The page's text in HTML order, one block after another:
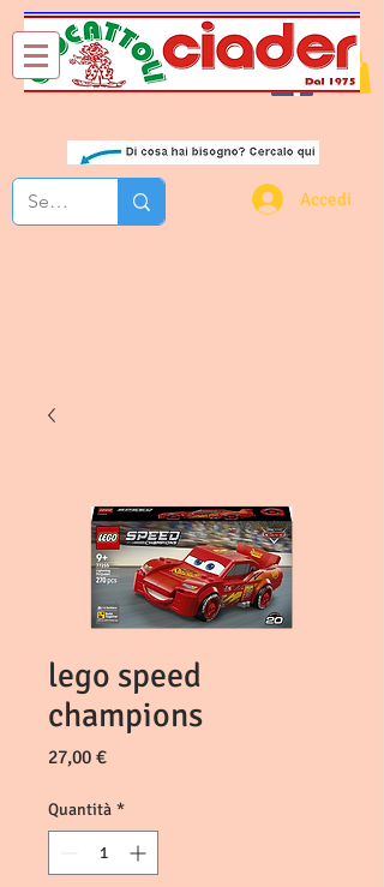
Chi Siamo Contatti
Accedi
lego speed
champions
27,00 €Prezzo
Quantità *